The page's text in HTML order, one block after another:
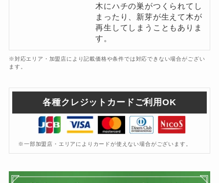
木にハチの巣がつくられてし
まったり、新芽が生えて木が
再生してしまうこともありま
す。
※対応エリア・加盟店により記載価格や条件では対応できない場合がござい
ます。
各種クレジットカードご利用OK
※一部加盟店・エリアによりカードが使えない場合がございます。